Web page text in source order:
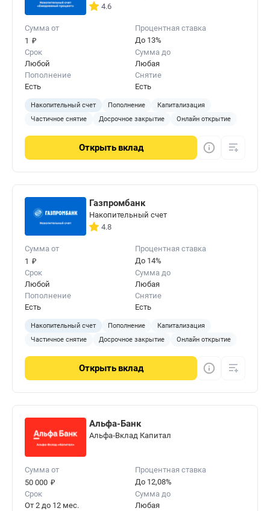
4.6
Сумма от
1 ₽
Процентная ставка
До 13%
Срок
Любой
Сумма до
Любая
Пополнение
Есть
Снятие
Есть
Накопительный счет Пополнение
Капитализация
Частичное снятие
Досрочное закрытие Онлайн открытие
Открыть вклад
Газпромбанк
Накопительный счет
4.8
Сумма от
1 ₽
Процентная ставка
До 14%
Срок
Любой
Сумма до
Любая
Пополнение
Есть
Снятие
Есть
Накопительный счет Пополнение
Капитализация
Частичное снятие
Досрочное закрытие Онлайн открытие
Открыть вклад
Альфа-Банк
Альфа‑Вклад Капитал
Сумма от
50 000 ₽
Процентная ставка
До 12,08%
Срок
От 2 до 12 мес.
Сумма до
Любая